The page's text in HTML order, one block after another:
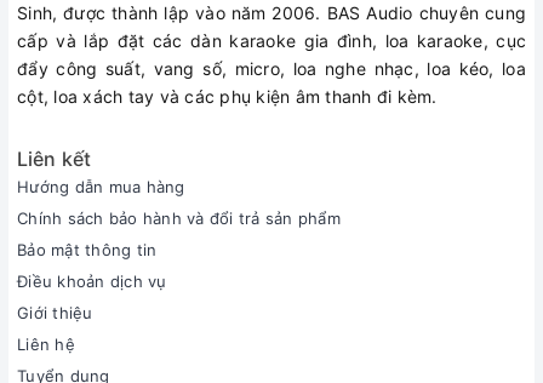
Ứng Dụng Của DBacoustic S600 PRO
Vang số S600 PRO
là giải pháp âm thanh lý tưởng cho nhiều
không gian và nhu cầu sử dụng khác nhau:
cảm xúc với khả năng tinh chỉnh chi tiết.
Không gian giải trí chuyên nghiệp:
cầu âm thanh cho phòng hát VIP, quán bar hoặc sân khấu
nhỏ.
Hệ thống nghe nhạc cao cấp:
#vang #vangso #vangkaraoke #vangsos600pro
Sinh, được thành lập vào năm 2006. BAS Audio chuyên cung
cấp và lắp đặt các dàn karaoke gia đình, loa karaoke, cục
đẩy công suất, vang số, micro, loa nghe nhạc, loa kéo, loa
cột, loa xách tay và các phụ kiện âm thanh đi kèm.
Liên kết
Hướng dẫn mua hàng
Chính sách bảo hành và đổi trả sản phẩm
Bảo mật thông tin
Điều khoản dịch vụ
Giới thiệu
Liên hệ
Tuyển dụng